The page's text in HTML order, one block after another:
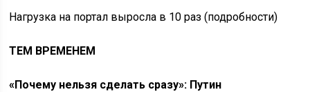
Нагрузка на портал выросла в 10 раз (подробности)
ТЕМ ВРЕМЕНЕМ
«Почему нельзя сделать сразу»: Путин